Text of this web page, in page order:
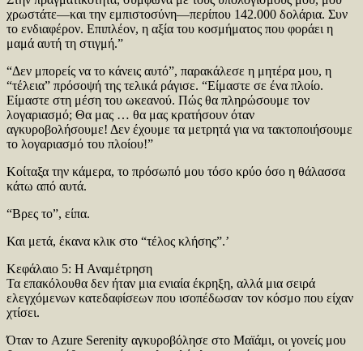
χρωστάτε—και την εμπιστοσύνη—περίπου 142.000 δολάρια. Συν
το ενδιαφέρον. Επιπλέον, η αξία του κοσμήματος που φοράει η
μαμά αυτή τη στιγμή.”
“Δεν μπορείς να το κάνεις αυτό”, παρακάλεσε η μητέρα μου, η
“τέλεια” πρόσοψή της τελικά ράγισε. “Είμαστε σε ένα πλοίο.
Είμαστε στη μέση του ωκεανού. Πώς θα πληρώσουμε τον
λογαριασμό; Θα μας … θα μας κρατήσουν όταν
αγκυροβολήσουμε! Δεν έχουμε τα μετρητά για να τακτοποιήσουμε
το λογαριασμό του πλοίου!”
Κοίταξα την κάμερα, το πρόσωπό μου τόσο κρύο όσο η θάλασσα
κάτω από αυτά.
“Βρες το”, είπα.
Και μετά, έκανα κλικ στο “τέλος κλήσης”.’
Κεφάλαιο 5: Η Αναμέτρηση
Τα επακόλουθα δεν ήταν μια ενιαία έκρηξη, αλλά μια σειρά
ελεγχόμενων κατεδαφίσεων που ισοπέδωσαν τον κόσμο που είχαν
χτίσει.
Όταν το Azure Serenity αγκυροβόλησε στο Μαϊάμι, οι γονείς μου